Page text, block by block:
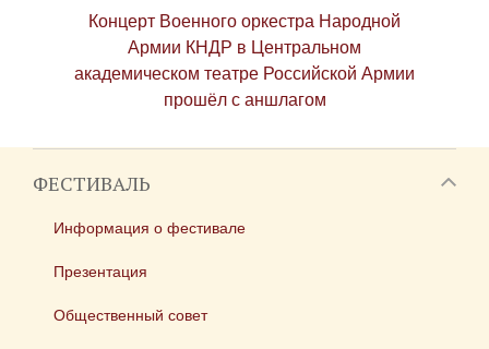
Концерт Военного оркестра Народной
Армии КНДР в Центральном
академическом театре Российской Армии
прошёл с аншлагом
ФЕСТИВАЛЬ
Информация о фестивале
Презентация
Общественный совет